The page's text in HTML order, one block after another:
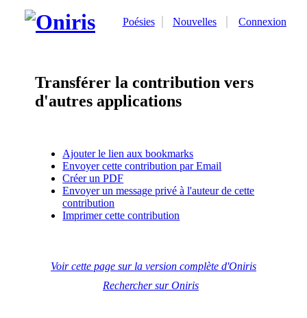
Poésies Nouvelles Connexion
Transférer la contribution vers
d'autres applications
Ajouter le lien aux bookmarks
Envoyer cette contribution par Email
Créer un PDF
Envoyer un message privé à l'auteur de cette
contribution
Imprimer cette contribution
Voir cette page sur la version complète d'Oniris
Rechercher sur Oniris